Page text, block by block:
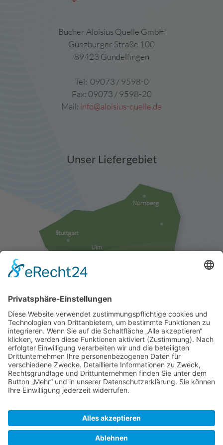
Bucher Aloisius Quelle GmbH
Günzburger Straße 100
89423 Gundelfingen
Tel: 09073 / 9598-0
Fax: 09073 / 9598-20
Mail: info@aloisius-quelle.de
Unser Liefergebiet
Liefergebiete anzeigen
Folgen Sie uns auf Facebook
© 2010 - 2026 Bucher Aloisius Quelle. Alle Rechte